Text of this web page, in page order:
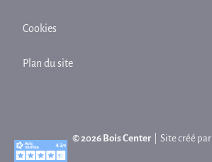
© 2026 Bois Center | Site créé par
Cookies
Plan du site